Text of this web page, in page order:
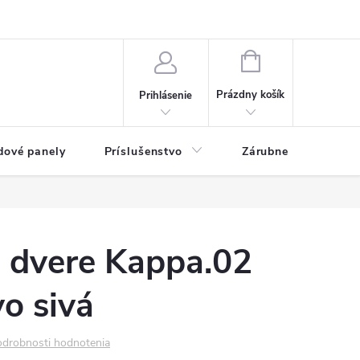
Prihlásenie
NÁKUPNÝ KOŠÍK
Prázdny košík
panely Príslušenstvo Zárubne
Kappa.02
sivá
hodnotenia